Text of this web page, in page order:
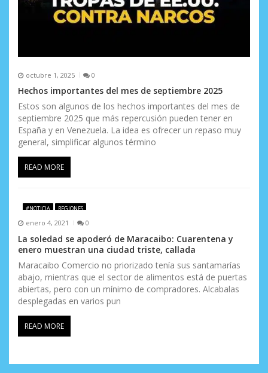
octubre 1, 2025 0
Hechos importantes del mes de septiembre 2025
Estos son algunos de los hechos importantes del mes de
septiembre 2025 que más repercusión pueden tener en
España y en Venezuela. La idea es ofrecer un repaso muy
general, simplificar algunos término
READ MORE
#NOTICIA REGIONES
enero 4, 2021 0
La soledad se apoderó de Maracaibo: Cuarentena y
enero muestran una ciudad triste, callada
Maracaibo Comercio no priorizado tenía sus santamarías
abajo, mientras que el sector de alimentos está de puertas
abiertas, pero con un mínimo de compradores. Alcabalas
desplegadas en varios pun
READ MORE